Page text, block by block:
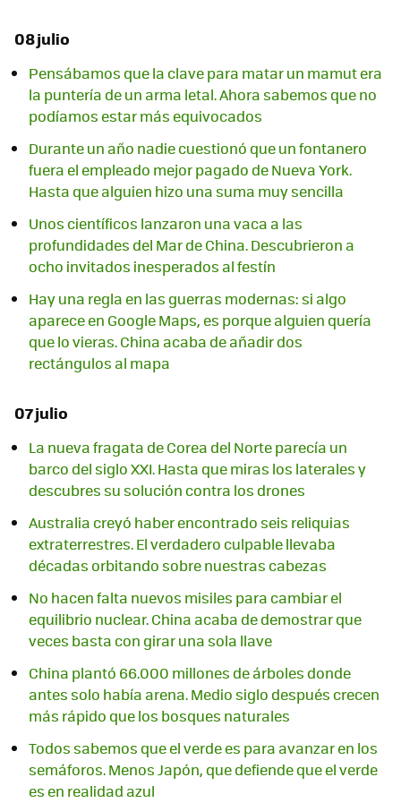
08 julio
Pensábamos que la clave para matar un mamut era
la puntería de un arma letal. Ahora sabemos que no
podíamos estar más equivocados
Durante un año nadie cuestionó que un fontanero
fuera el empleado mejor pagado de Nueva York.
Hasta que alguien hizo una suma muy sencilla
Unos científicos lanzaron una vaca a las
profundidades del Mar de China. Descubrieron a
ocho invitados inesperados al festín
Hay una regla en las guerras modernas: si algo
aparece en Google Maps, es porque alguien quería
que lo vieras. China acaba de añadir dos
rectángulos al mapa
07 julio
La nueva fragata de Corea del Norte parecía un
barco del siglo XXI. Hasta que miras los laterales y
descubres su solución contra los drones
Australia creyó haber encontrado seis reliquias
extraterrestres. El verdadero culpable llevaba
décadas orbitando sobre nuestras cabezas
No hacen falta nuevos misiles para cambiar el
equilibrio nuclear. China acaba de demostrar que
veces basta con girar una sola llave
China plantó 66.000 millones de árboles donde
antes solo había arena. Medio siglo después crecen
más rápido que los bosques naturales
Todos sabemos que el verde es para avanzar en los
semáforos. Menos Japón, que defiende que el verde
es en realidad azul